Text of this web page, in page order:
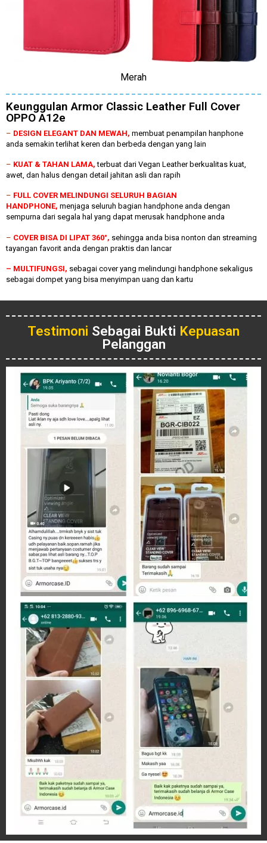
Merah
Keunggulan Armor Classic Leather Full Cover
OPPO A12e
– DESIGN ELEGANT DAN MEWAH, membuat penampilan hanphone
anda semakin terlihat keren dan berbeda dengan yang lain
– KUAT & TAHAN LAMA,terbuat dari Vegan Leather berkualitas kuat,
awet, dan halus dengan detail jahitan asli dan rapih
– FULL COVER MELINDUNGI SELURUH BAGIAN
HANDPHONE, menjaga seluruh bagian handphone anda dengan
sempurna dari segala hal yang dapat merusak handphone anda
– COVER BISA DI LIPAT 360°, sehingga anda bisa nonton dan streaming
tayangan favorit anda dengan praktis dan lancar
– MULTIFUNGSI, sebagai cover yang melindungi handphone sekaligus
sebagai dompet yang bisa menyimpan uang dan kartu
Testimoni Sebagai Bukti Kepuasan
Pelanggan